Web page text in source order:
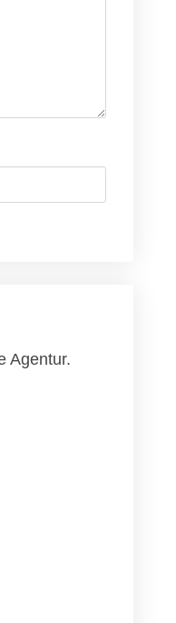
Agentur.